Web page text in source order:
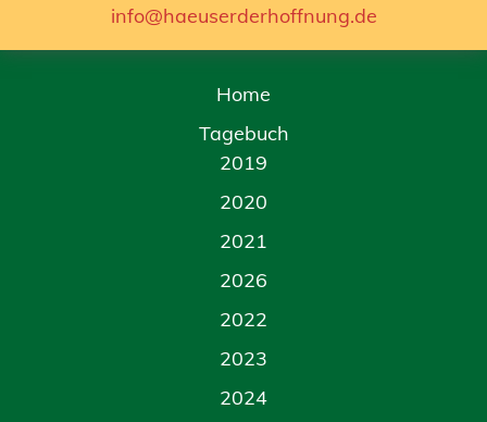
info@haeuserderhoffnung.de
Home
Tagebuch
2019
2020
2021
2026
2022
2023
2024